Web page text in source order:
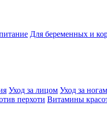
Для беременных и
Уход за лицом Уход за
перхоти Витамины